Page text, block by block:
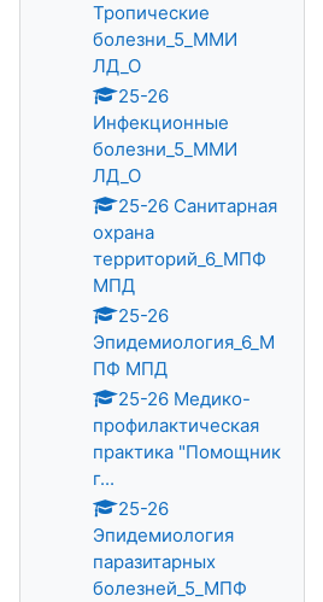
Тропические
болезни_5_ММИ
ЛД_О
25-26
Инфекционные
болезни_5_ММИ
ЛД_О
25-26 Санитарная
охрана
территорий_6_МПФ
МПД
25-26
Эпидемиология_6_М
ПФ МПД
25-26 Медико-
профилактическая
практика "Помощник
г...
25-26
Эпидемиология
паразитарных
болезней_5_МПФ